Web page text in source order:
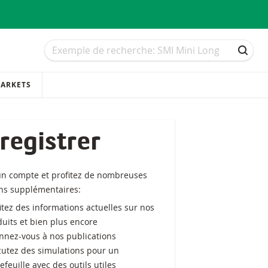
Recherche
Recherche
compte et profitez de nombreuses
supplémentaires:
des informations actuelles sur nos
et bien plus encore
vous à nos publications
des simulations pour un
avec des outils utiles